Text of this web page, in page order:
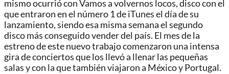
mismo ocurrió con Vamos a volvernos locos, disco con el
que entraron en el número 1 de iTunes el día de su
lanzamiento, siendo esa misma semana el segundo
disco más conseguido vender del país. El mes de la
estreno de este nuevo trabajo comenzaron una intensa
gira de conciertos que los llevó a llenar las pequeñas
salas y con la que también viajaron a México y Portugal.